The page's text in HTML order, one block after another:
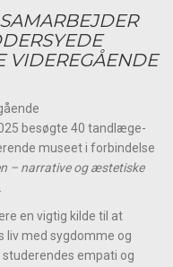
VIDEREGÅENDE
besøgte 40 tandlæge-
museet i forbindelse
– narrative og æstetiske
en vigtig kilde til at
liv med sygdomme og
empati og